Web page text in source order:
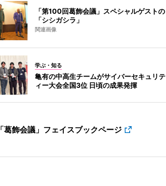
「第100回葛飾会議」スペシャルゲストの
「シシガシラ」
関連画像
学ぶ・知る
亀有の中高生チームがサイバーセキュリテ
ィー大会全国3位 日頃の成果発揮
「葛飾会議」フェイスブックページ